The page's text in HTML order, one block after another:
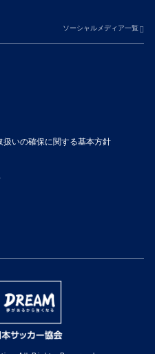
ソーシャルメディア一覧
いの確保に関する基本方針